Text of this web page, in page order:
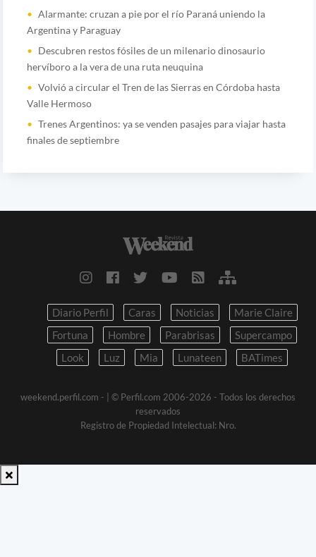
Alarmante: cruzan a pie por el río Paraná uniendo la
Argentina y Paraguay
Descubren restos fósiles de un milenario dinosaurio
hervíboro a la vera de una ruta neuquina
Volvió a circular el Tren de las Sierras en Córdoba hasta
Valle Hermoso
Trenes Argentinos: ya se venden pasajes para viajar hasta
finales de septiembre
Diario Perfil Caras Noticias
Marie Claire
Fortuna
Hombre Parabrisas
Supercampo
Look
Luz Mia Lunateen BATimes
weekend.perfil.com -
| © Perfil.com 2006-2026 - Todos los derechos
reservados
Registro de Propiedad Intelectual: Nro.